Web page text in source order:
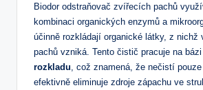
Biodor odstraňovač zvířecích pachů
kombinaci organických enzymů a
účinně rozkládají organické látky, z nichž
pachů vzniká. Tento čistič pracuje na bázi
rozkladu , což znamená, že nečistí
efektivně eliminuje zdroje zápachu ve